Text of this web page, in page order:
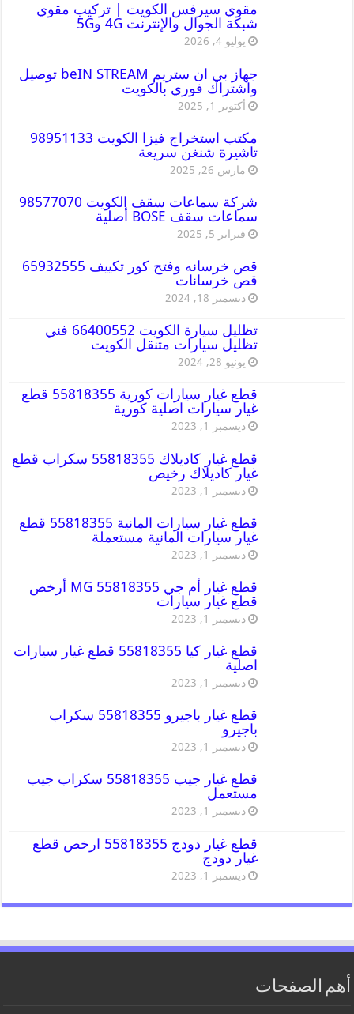
مقوي سيرفس الكويت | تركيب مقوي
شبكة الجوال والإنترنت 4G و5G
يوليو 4, 2026
جهاز بي ان ستريم beIN STREAM توصيل
واشتراك فوري بالكويت
أكتوبر 1, 2025
مكتب استخراج فيزا الكويت 98951133
تاشيرة شنغن سريعة
مارس 26, 2025
شركة سماعات سقف الكويت 98577070
سماعات سقف BOSE أصلية
فبراير 5, 2025
قص خرسانه وفتح كور تكييف 65932555
قص خرسانات
ديسمبر 18, 2024
تظليل سيارة الكويت 66400552 فني
تظليل سيارات متنقل الكويت
يونيو 28, 2024
قطع غيار سيارات كورية 55818355 قطع
غيار سيارات اصلية كورية
ديسمبر 1, 2023
قطع غيار كاديلاك 55818355 سكراب قطع
غيار كاديلاك رخيص
ديسمبر 1, 2023
قطع غيار سيارات المانية 55818355 قطع
غيار سيارات المانية مستعملة
ديسمبر 1, 2023
قطع غيار أم جي MG 55818355 أرخص
قطع غيار سيارات
ديسمبر 1, 2023
قطع غيار كيا 55818355 قطع غيار سيارات
اصلية
ديسمبر 1, 2023
قطع غيار باجيرو 55818355 سكراب
باجيرو
ديسمبر 1, 2023
قطع غيار جيب 55818355 سكراب جيب
مستعمل
ديسمبر 1, 2023
قطع غيار دودج 55818355 ارخص قطع
غيار دودج
ديسمبر 1, 2023
أهم الصفحات